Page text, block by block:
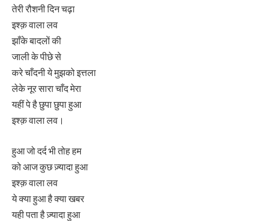
तेरी रौशनी दिन चढ़ा
इश्क़ वाला लव
झाँके बादलों की
जाली के पीछे से
करे चाँदनी ये मुझको इत्तला
लेके नूर सारा चाँद मेरा
यहीं पे है छुपा छुपा हुआ
इश्क़ वाला लव।
हुआ जो दर्द भी तोह हम
को आज कुछ ज़्यादा हुआ
इश्क़ वाला लव
ये क्या हुआ है क्या खबर
यही पता है ज़्यादा हुआ